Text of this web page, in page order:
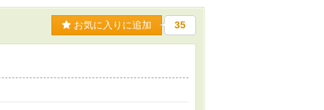
お気に入りに追加 35